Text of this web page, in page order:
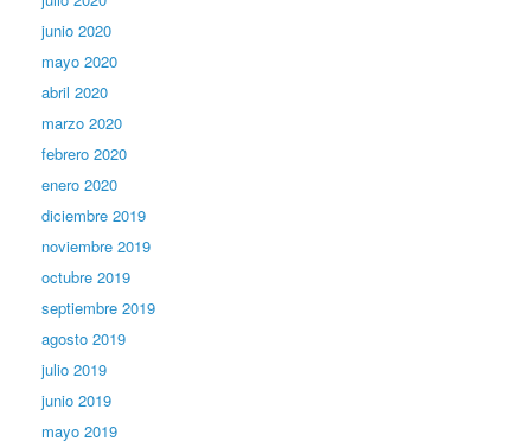
junio 2020
mayo 2020
abril 2020
marzo 2020
febrero 2020
enero 2020
diciembre 2019
noviembre 2019
octubre 2019
septiembre 2019
agosto 2019
julio 2019
junio 2019
mayo 2019